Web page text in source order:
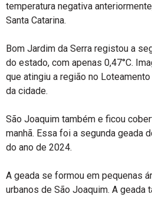
temperatura negativa
Santa Catarina.
Bom Jardim da Serra registou a
do estado, com apenas 0,47°C.
que atingiu a região no
da cidade.
São Joaquim também e ficou
manhã. Essa foi a segunda geada
do ano de 2024.
A geada se formou em pequenas
urbanos de São Joaquim. A geada